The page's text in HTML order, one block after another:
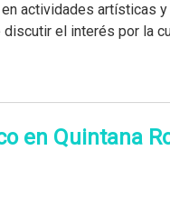
actividades artísticas
el interés por la
en Quintana